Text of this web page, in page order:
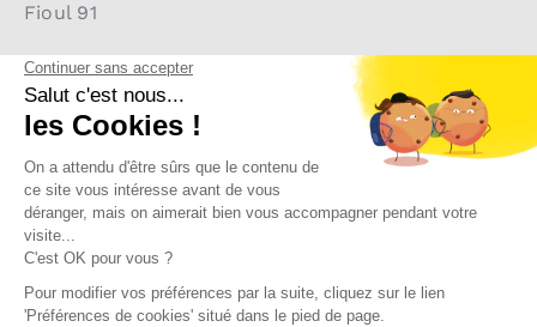
Fioul 91
Enlèvement – Neutralisation – Dégazage Cuve à
Fioul 92
Enlèvement – Neutralisation – Dégazage Cuve à
Fioul 93
Enlèvement – Neutralisation – Dégazage Cuve à
Fioul 94
Enlèvement – Neutralisation – Dégazage Cuve à